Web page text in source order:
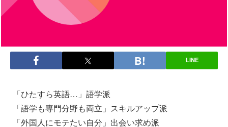
LINE
「ひたすら英語…」語学派
「語学も専門分野も両立」スキルアップ派
「外国人にモテたい自分」出会い求め派